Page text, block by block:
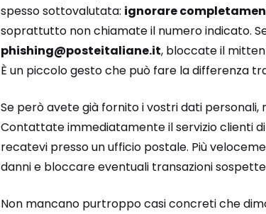
spesso sottovalutata: ignorare
soprattutto non chiamate il numero indicato.
phishing@posteitaliane.it, bloccate il
È un piccolo gesto che può fare la differenza
Se però avete già fornito i vostri dati
Contattate immediatamente il servizio clienti di
recatevi presso un ufficio postale. Più
danni e bloccare eventuali transazioni
Non mancano purtroppo casi concreti che